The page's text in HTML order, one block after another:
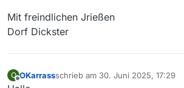
Mit freindlichen Jrießen
Dorf Dickster
O
Offline
OKarrassschrieb am 30. Juni 2025, 17:29
zuletzt editiert von